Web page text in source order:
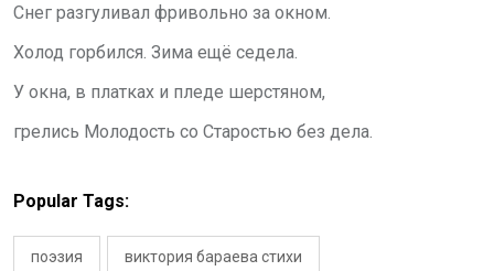
Снег разгуливал фривольно за окном.
Холод горбился. Зима ещё седела.
У окна, в платках и пледе шерстяном,
грелись Молодость со Старостью без дела.
Popular Tags:
поэзия виктория бараева стихи